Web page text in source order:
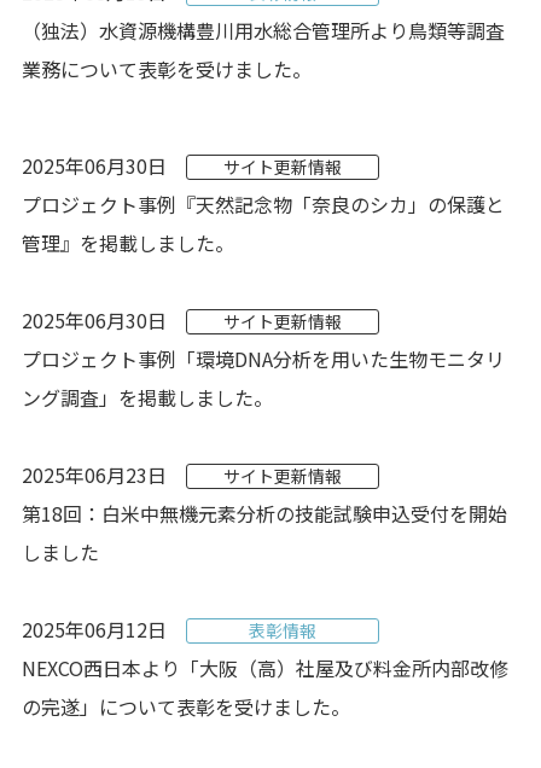
（独法）水資源機構豊川用水総合管理所より鳥類等調査
業務について表彰を受けました。
2025年06月30日 サイト更新情報
プロジェクト事例『天然記念物「奈良のシカ」の保護と
管理』を掲載しました。
2025年06月30日 サイト更新情報
プロジェクト事例「環境DNA分析を用いた生物モニタリ
ング調査」を掲載しました。
2025年06月23日 サイト更新情報
第18回：白米中無機元素分析の技能試験申込受付を開始
しました
2025年06月12日 表彰情報
NEXCO西日本より「大阪（高）社屋及び料金所内部改修
の完遂」について表彰を受けました。